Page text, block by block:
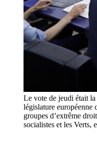
Le vote de jeudi était
législature européenne
groupes d’extrême
socialistes et les Verts,